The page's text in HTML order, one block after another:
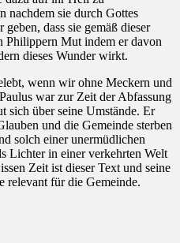
nachdem sie durch Gottes
dass sie gemäß dieser
Philippern Mut indem er davon
dieses Wunder wirkt.
wenn wir ohne Meckern und
war zur Zeit der Abfassung
sich über seine Umstände. Er
und die Gemeinde sterben
solch einer unermüdlichen
Lichter in einer verkehrten Welt
Zeit ist dieser Text und seine
relevant für die Gemeinde.